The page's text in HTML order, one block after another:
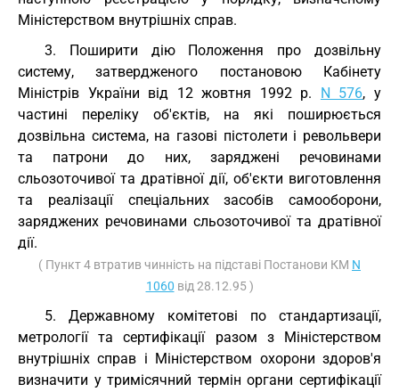
Міністерством внутрішніх справ.
3. Поширити дію Положення про дозвільну
систему, затвердженого постановою Кабінету
Міністрів України від 12 жовтня 1992 р. N 576, у
частині переліку об'єктів, на які поширюється
дозвільна система, на газові пістолети і револьвери
та патрони до них, заряджені речовинами
сльозоточивої та дратівної дії, об'єкти виготовлення
та реалізації спеціальних засобів самооборони,
заряджених речовинами сльозоточивої та дратівної
дії.
( Пункт 4 втратив чинність на підставі Постанови КМ N
1060 від 28.12.95 )
5. Державному комітетові по стандартизації,
метрології та сертифікації разом з Міністерством
внутрішніх справ і Міністерством охорони здоров'я
визначити у тримісячний термін органи сертифікації